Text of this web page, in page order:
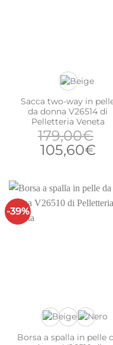
Sacca two-way in
da donna V26514 di
Pelletteria Veneta
179,00€
Il
era:
179,00€.
105,60€Il
è:
-39%
Borsa a spalla in pelle